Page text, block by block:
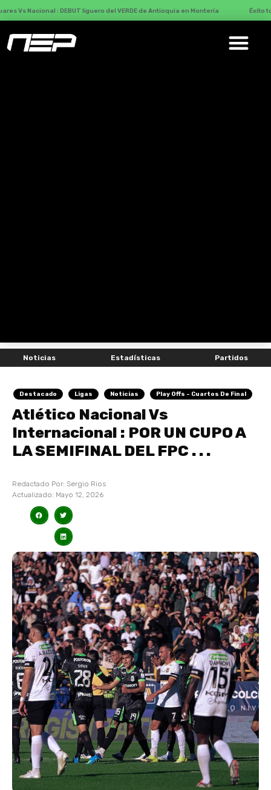
: DEBUT liguero del VERDE de Antioquia en Montería Éxito total con
Noticias Estadísticas Partidos
Destacado Ligas Noticias Play Offs - Cuartos De Final
Atlético Nacional Vs
Internacional : POR UN CUPO A
LA SEMIFINAL DEL FPC . . .
Redactado Por: Sergio Rios
Actualizado: Mayo 12, 2026